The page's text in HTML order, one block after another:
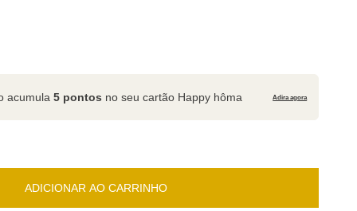
acumula5 pontos no seu cartão Happy hôma Adira agora
ADICIONAR AO CARRINHO